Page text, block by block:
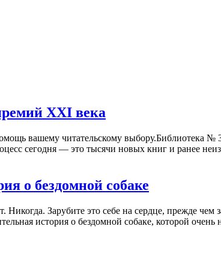
XXI века
вашему читательскому выбору.Библиотека №
сегодня — это тысячи новых книг и ранее
о бездомной собаке
Зарубите это себе на сердце, прежде
история о бездомной собаке, которой